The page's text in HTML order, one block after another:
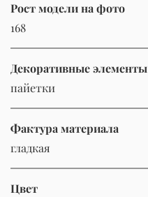
Рост модели на фото
168
Декоративные элементы
пайетки
Фактура материала
гладкая
Цвет